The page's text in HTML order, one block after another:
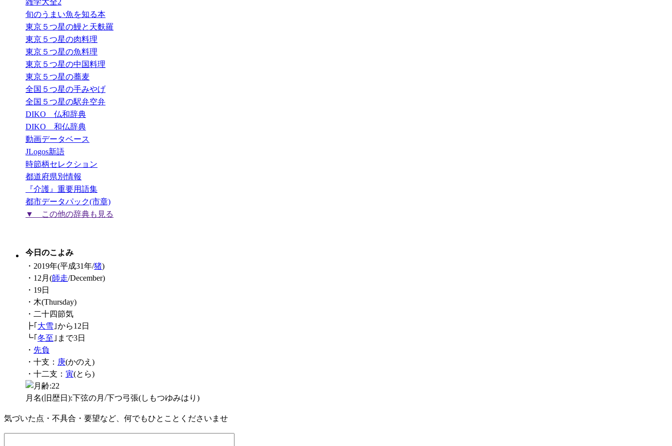
旬のうまい魚を知る本
東京５つ星の鰻と天麩羅
東京５つ星の肉料理
東京５つ星の魚料理
東京５つ星の中国料理
東京５つ星の蕎麦
全国５つ星の手みやげ
全国５つ星の駅弁空弁
DIKO 仏和辞典
DIKO 和仏辞典
動画データベース
JLogos新語
時節柄セレクション
都道府県別情報
『介護』重要用語集
都市データパック(市章)
▼ この他の辞典も見る
今日のこよみ
・2019年(平成31年/猪)
・12月(師走/December)
・19日
・木(Thursday)
・二十四節気
┣｢ 大雪 ｣から12日
┗｢ 冬至 ｣まで3日
・ 先負
・十支： 庚(かのえ)
・十二支： 寅(とら)
月名(旧歴日):下弦の月/下つ弓張(しもつゆみはり)
気づいた点・不具合・要望など、何でもひとことくださいませ